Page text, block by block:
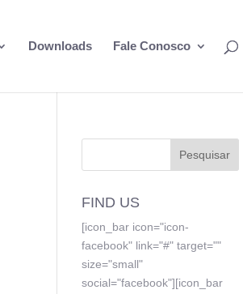
Downloads Fale Conosco
FIND US
[icon_bar icon="icon-
facebook" link="#" target=""
size="small"
social="facebook"][icon_bar